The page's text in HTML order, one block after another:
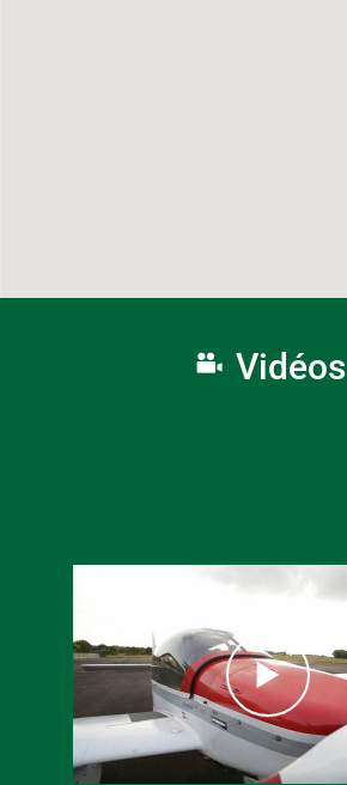
Vidéos